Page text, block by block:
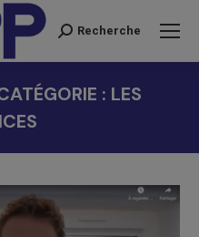
Recherche
Recherche
: LES